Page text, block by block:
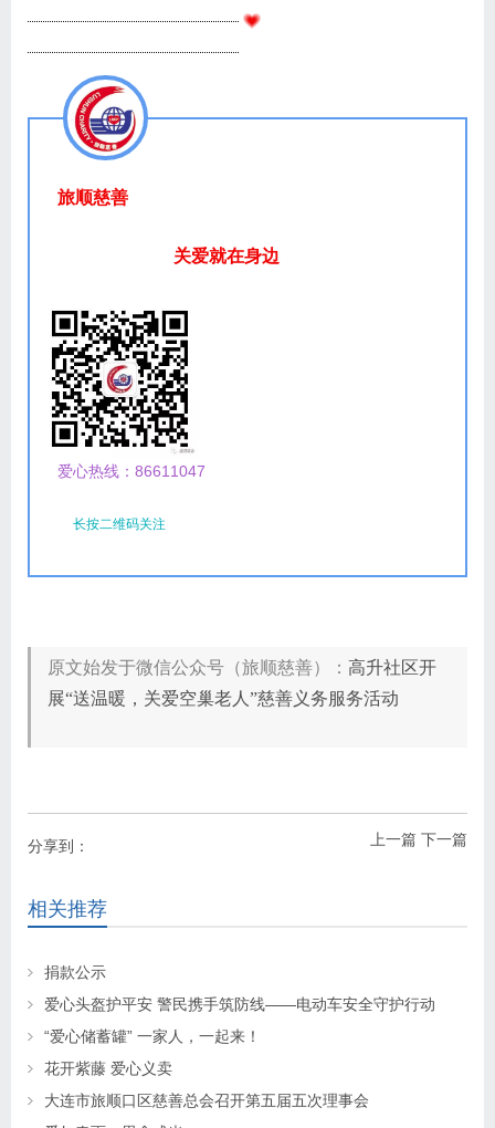
旅顺慈善
关爱就在身边
爱心热线：86611047
长按二维码关注
原文始发于微信公众号（旅顺慈善）： 高升社区开
展“送温暖，关爱空巢老人”慈善义务服务活动
上一篇 下一篇
分享到：
相关推荐
捐款公示
爱心头盔护平安 警民携手筑防线——电动车安全守护行动
“爱心储蓄罐” 一家人，一起来！
花开紫藤 爱心义卖
大连市旅顺口区慈善总会召开第五届五次理事会